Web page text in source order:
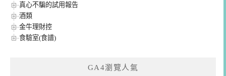
真心不騙的試用報告
酒類
金牛理財控
食驗室(食譜)
GA4瀏覽人氣